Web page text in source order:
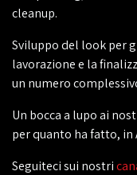
cleanup.
Sviluppo del look per
lavorazione e la
un numero
Un bocca a lupo ai
per quanto ha fatto, in
Seguiteci sui nostri